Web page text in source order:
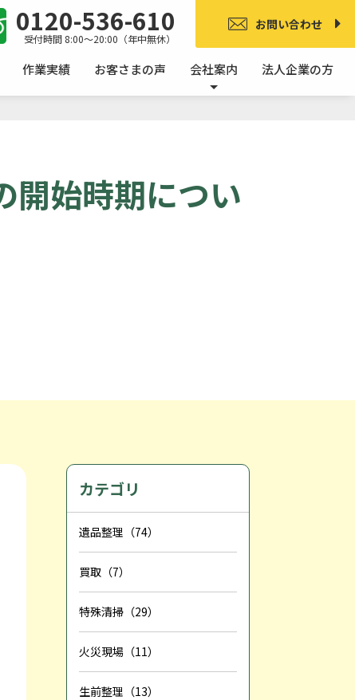
0120-536-610
受付時間 8:00〜20:00（年中無休）
お問い合わせ
作業実績 お客さまの声 会社案内 法人企業の方
開始時期につい
カテゴリ
遺品整理（74）
買取（7）
特殊清掃（29）
火災現場（11）
生前整理（13）